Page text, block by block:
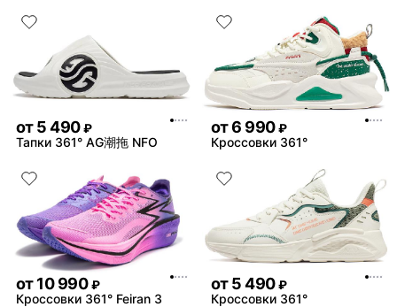
от5 490 ₽
Тапки 361° AG潮拖 NFO
от6 990 ₽
Кроссовки 361°
от10 990 ₽
Кроссовки 361° Feiran 3
от5 490 ₽
Кроссовки 361°